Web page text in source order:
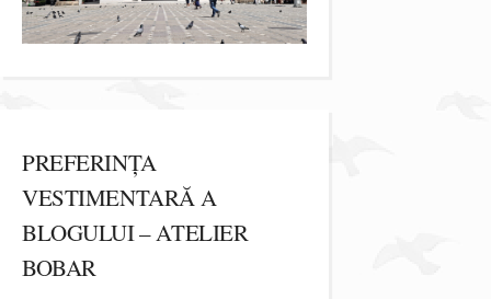
PREFERINȚA
VESTIMENTARĂ A
BLOGULUI – ATELIER
BOBAR